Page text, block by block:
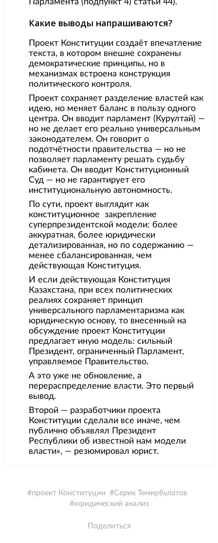
Парламента (подпункт 4) статьи 44).
Какие выводы напрашиваются?
Проект Конституции создаёт впечатление
текста, в котором внешне сохранены
демократические принципы, но в
механизмах встроена конструкция
политического контроля.
Проект сохраняет разделение властей как
идею, но меняет баланс в пользу одного
центра. Он вводит парламент (Курултай) —
но не делает его реально универсальным
законодателем. Он говорит о
подотчётности правительства — но не
позволяет парламенту решать судьбу
кабинета. Он вводит Конституционный
Суд — но не гарантирует его
институциональную автономность.
По сути, проект выглядит как
конституционное закрепление
суперпрезидентской модели: более
аккуратная, более юридически
детализированная, но по содержанию —
менее сбалансированная, чем
действующая Конституция.
И если действующая Конституция
Казахстана, при всех политических
реалиях сохраняет принцип
универсального парламентаризма как
юридическую основу, то внесенный на
обсуждение проект Конституции
предлагает иную модель: сильный
Президент, ограниченный Парламент,
управляемое Правительство.
А это уже не обновление, а
перераспределение власти. Это первый
вывод.
Второй — разработчики проекта
Конституции сделали все иначе, чем
публично объявлял Президент
Республики об известной нам модели
власти», — резюмировал юрист.
проект Конституции
Серик Темирбулатов
юридический анализ
Поделиться